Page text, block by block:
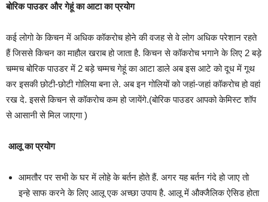
बोरिक पाउडर और गेहूं का आटा का प्रयोग
कई लोगो के किचन में अधिक कॉकरोच होने की वजह से वे लोग अधिक परेशान रहते
हैं जिससे किचन का माहौल खराब हो जाता है. किचन से कॉकरोच भगाने के लिए 2 बड़े
चम्मच बोरिक पाउडर में 2 बड़े चम्मच गेहूं का आटा डाले अब इस आटे को दूध में गूथ
कर इसकी छोटी-छोटी गोलिया बना ले. अब इन गोलियों को जहां-जहां कॉकरोच हो वहां
रख दे. इससे किचन से कॉकरोच कम हो जायेंगे.(बोरिक पाउडर आपको केमिस्ट शॉप
से आसानी से मिल जाएगा )
आलू का प्रयोग
आमतौर पर सभी के घर में लोहे के बर्तन होते हैं. अगर यह बर्तन गंदे हो जाए तो
इन्हे साफ करने के लिए आलू एक अच्छा उपाय है. आलू में औक्जैलिक ऐसिड होता